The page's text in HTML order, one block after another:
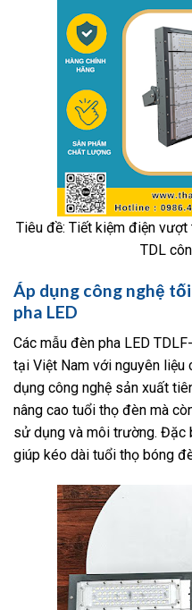
Tiêu đề: Tiết kiệm điện
TDL
Áp dụng công nghệ
pha LED
Các mẫu đèn pha LED
tại Việt Nam với nguyên liệu
dụng công nghệ sản xuất
nâng cao tuổi thọ đèn mà
sử dụng và môi trường. Đặc
giúp kéo dài tuổi thọ bóng